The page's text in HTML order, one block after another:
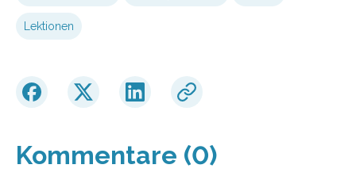
Lektionen
Kommentare (0)